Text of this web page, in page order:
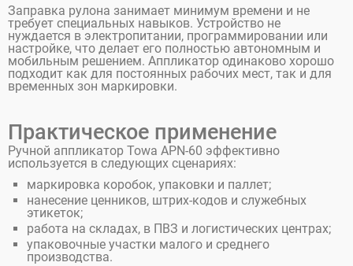
Заправка рулона занимает минимум времени и не
требует специальных навыков. Устройство не
нуждается в электропитании, программировании или
настройке, что делает его полностью автономным и
мобильным решением. Аппликатор одинаково хорошо
подходит как для постоянных рабочих мест, так и для
временных зон маркировки.
Практическое применение
Ручной аппликатор Towa APN-60 эффективно
используется в следующих сценариях:
маркировка коробок, упаковки и паллет;
нанесение ценников, штрих-кодов и служебных
этикеток;
работа на складах, в ПВЗ и логистических центрах;
упаковочные участки малого и среднего
производства.